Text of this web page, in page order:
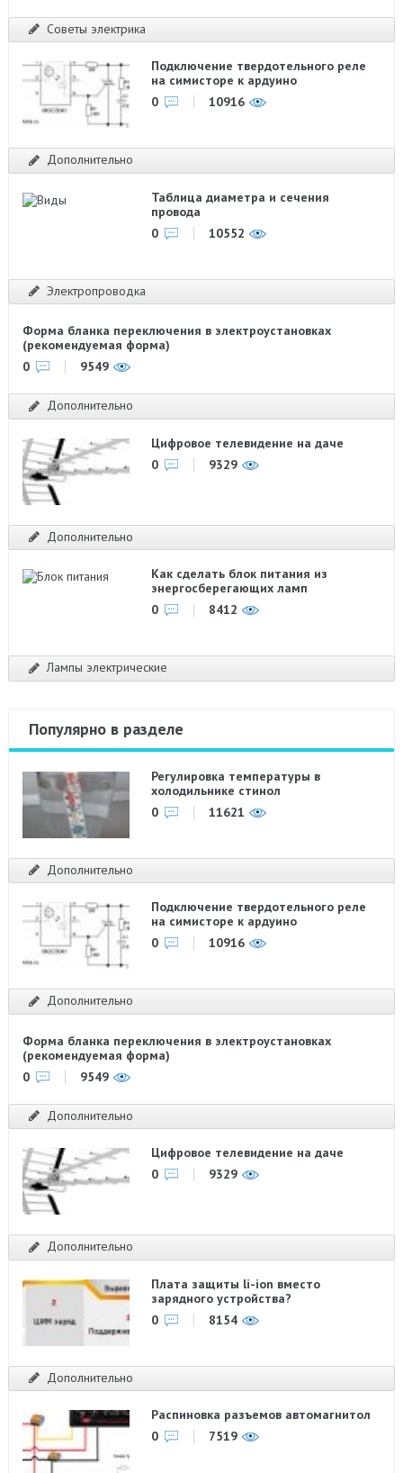
Советы электрика
Подключение твердотельного реле
на симисторе к ардуино
0
10916
Дополнительно
Таблица диаметра и сечения
провода
0
10552
Электропроводка
Форма бланка переключения в электроустановках
(рекомендуемая форма)
0
9549
Дополнительно
Цифровое телевидение на даче
0
9329
Дополнительно
Как сделать блок питания из
энергосберегающих ламп
0
8412
Лампы электрические
Популярно в разделе
Регулировка температуры в
холодильнике стинол
0
11621
Дополнительно
Подключение твердотельного реле
на симисторе к ардуино
0
10916
Дополнительно
Форма бланка переключения в электроустановках
(рекомендуемая форма)
0
9549
Дополнительно
Цифровое телевидение на даче
0
9329
Дополнительно
Плата защиты li-ion вместо
зарядного устройства?
0
8154
Дополнительно
Распиновка разъемов автомагнитол
0
7519